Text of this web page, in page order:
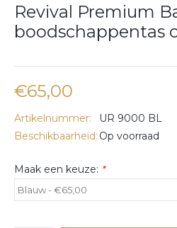
Revival Premium
boodschappentas
€65,00
Artikelnummer:
UR 9000 BL
Beschikbaarheid: Op voorraad
Maak een keuze: *